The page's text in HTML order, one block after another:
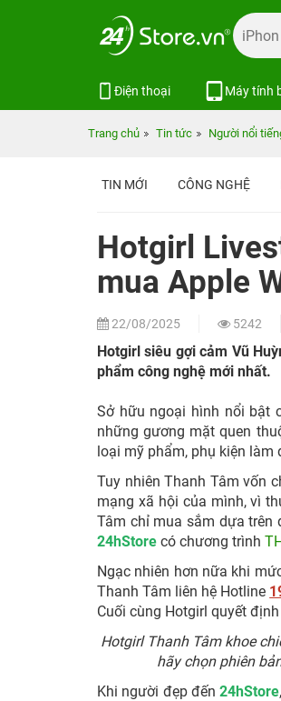
Điện thoại Máy tính
Trang chủ Tin tức Người nổi
TIN MỚI CÔNG NGHỆ
Hotgirl
mua Apple
22/08/2025 5242
Hotgirl siêu gợi cảm Vũ
phẩm công nghệ mới nhất.
Sở hữu ngoại hình nổi bật
những gương mặt quen
loại mỹ phẩm, phụ kiện làm
Tuy nhiên Thanh Tâm vốn
mạng xã hội của mình, vì
Tâm chỉ mua sắm dựa trên
24hStore có chương trình
Ngạc nhiên hơn nữa khi
Thanh Tâm liên hệ Hotline
Cuối cùng Hotgirl quyết
Hotgirl Thanh Tâm khoe
hãy chọn phiên
Khi người đẹp đến24hStore